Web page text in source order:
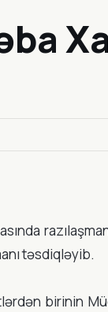
təsdiqləyib.
birinin